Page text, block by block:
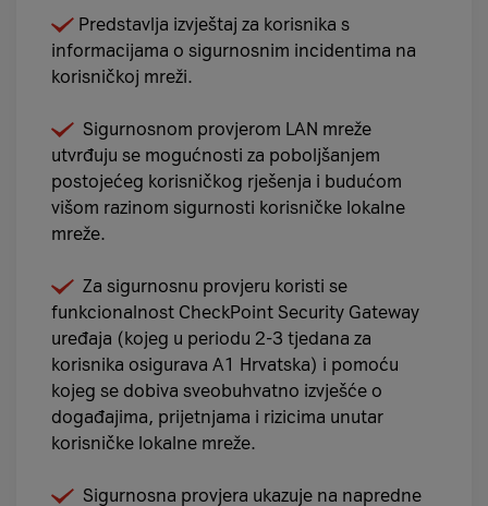
Predstavlja izvještaj za korisnika s
informacijama o sigurnosnim incidentima na
korisničkoj mreži.
Sigurnosnom provjerom LAN mreže
utvrđuju se mogućnosti za poboljšanjem
postojećeg korisničkog rješenja i budućom
višom razinom sigurnosti korisničke lokalne
mreže.
Za sigurnosnu provjeru koristi se
funkcionalnost CheckPoint Security Gateway
uređaja (kojeg u periodu 2-3 tjedana za
korisnika osigurava A1 Hrvatska) i pomoću
kojeg se dobiva sveobuhvatno izvješće o
događajima, prijetnjama i rizicima unutar
korisničke lokalne mreže.
Sigurnosna provjera ukazuje na napredne